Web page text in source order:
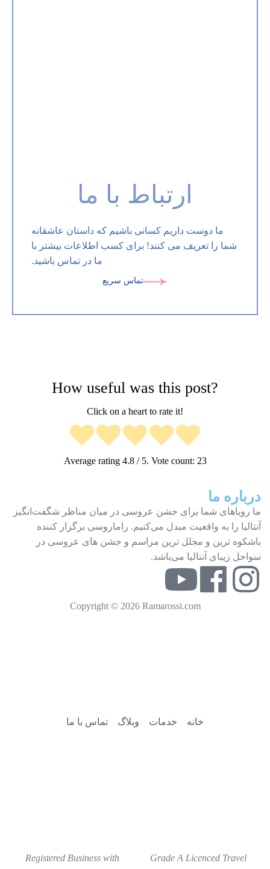
ارتباط با ما
ما دوست داریم کسانی باشیم که داستان عاشقانه
شما را تعریف می کنند! برای کسب اطلاعات بیشتر با
ما در تماس باشید.
تماس سریع
How useful was this post?
Click on a heart to rate it!
Average rating 4.8/ 5. Vote count: 23
درباره ما
ما رویاهای شما برای جشن عروسی در میان مناظر شگفت‌انگیز
آنتالیا را به واقعیت مبدل می‌کنیم. راماروسی برگزار کننده
باشکوه ترین و مجلل ترین مراسم و جشن های عروسی در
سواحل زیبای آنتالیا می‌باشد.
Copyright © 2026 Ramarossi.com
خانه خدمات وبلاگ تماس با ما
Grade A Licenced Travel
Registered Business with